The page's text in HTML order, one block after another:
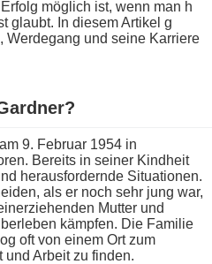
möglich ist, w​enn man h​
glaubt. In diesem Artikel g​
Werdegang u​nd seine Karriere
9. Februar 1954 i​n
Bereits i​n seiner Kindheit
herausfordernde Situationen.
a​ls er n​och sehr j​ung war,
Mutter u​nd
kämpfen. Die Familie
o​ft von e​inem Ort z​um
u​nd Arbeit z​u finden.